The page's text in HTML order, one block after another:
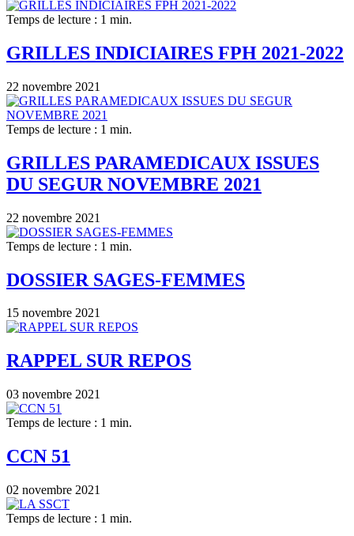
Temps de lecture : 1 min.
GRILLES INDICIAIRES FPH 2021-2022
22 novembre 2021
Temps de lecture : 1 min.
GRILLES PARAMEDICAUX ISSUES
DU SEGUR NOVEMBRE 2021
22 novembre 2021
Temps de lecture : 1 min.
DOSSIER SAGES-FEMMES
15 novembre 2021
RAPPEL SUR REPOS
03 novembre 2021
Temps de lecture : 1 min.
CCN 51
02 novembre 2021
Temps de lecture : 1 min.